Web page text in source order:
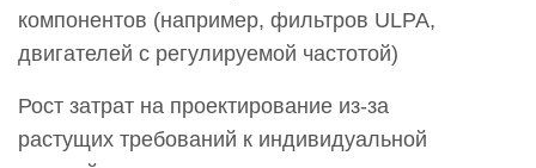
компонентов (например, фильтров ULPA,
двигателей с регулируемой частотой)
Рост затрат на проектирование из-за
растущих требований к индивидуальной